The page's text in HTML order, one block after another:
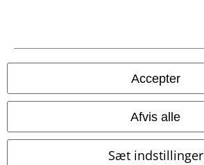
Accepter
Afvis alle
Sæt indstillinger
Bortskaffelse af affald og miljøbeskyttelse